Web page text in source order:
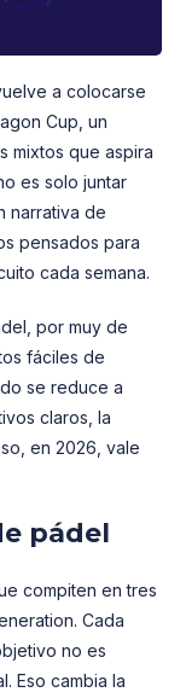
a colocarse
Cup, un
mixtos que aspira
es solo juntar
narrativa de
pensados para
cada semana.
por muy de
fáciles de
se reduce a
claros, la
en 2026, vale
pádel
compiten en tres
Cada
no es
Eso cambia la